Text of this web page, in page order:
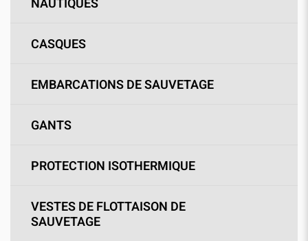
NAUTIQUES
CASQUES
EMBARCATIONS DE SAUVETAGE
GANTS
PROTECTION ISOTHERMIQUE
VESTES DE FLOTTAISON DE
SAUVETAGE